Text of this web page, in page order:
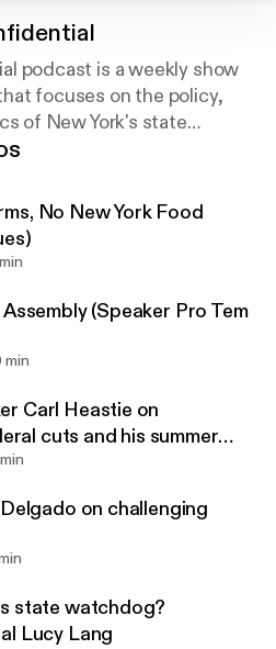
podcast is a weekly show
focuses on the policy,
of New York's state
No New York Food
(Speaker Pro Tem
min
Carl Heastie on
cuts and his summer
on challenging
state watchdog?
Lucy Lang